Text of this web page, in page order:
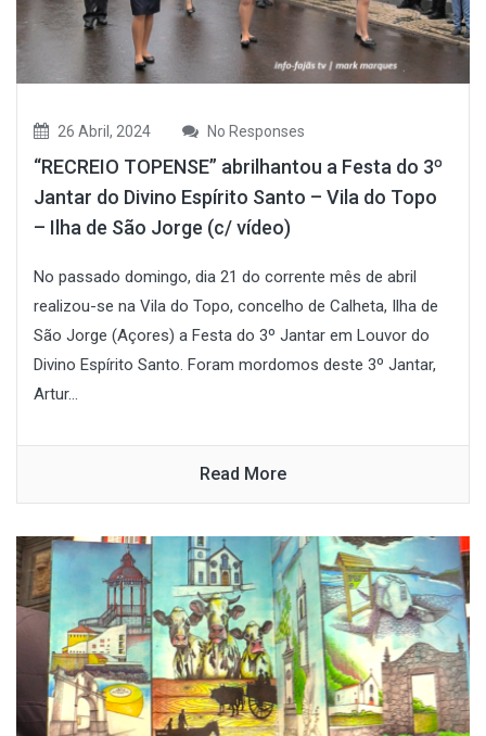
26 Abril, 2024 No Responses
“RECREIO TOPENSE” abrilhantou a Festa do 3º
Jantar do Divino Espírito Santo – Vila do Topo
– Ilha de São Jorge (c/ vídeo)
No passado domingo, dia 21 do corrente mês de abril
realizou-se na Vila do Topo, concelho de Calheta, Ilha de
São Jorge (Açores) a Festa do 3º Jantar em Louvor do
Divino Espírito Santo. Foram mordomos deste 3º Jantar,
Artur...
Read More